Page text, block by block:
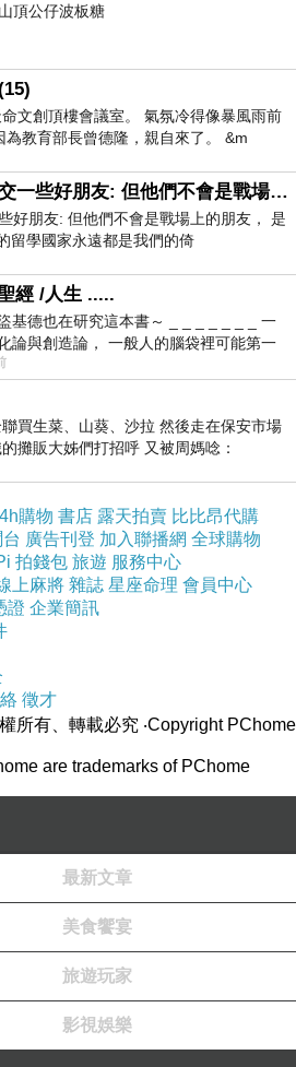
頂公仔波板糖
文創頂樓會議室。 氣氛冷得像暴風雨前
教育部長曾德隆，親自來了。 &m
我們在國外留學時會結交一些好朋友: 但他們不會是戰場上的朋友
好朋友: 但他們不會是戰場上的朋友， 是
學國家永遠都是我們的倚
經 /人生 .....
基德也在研究這本書～ _ _ _ _ _ _ _ 一
論與創造論， 一般人的腦袋裡可能第一
「 進化論很科
買生菜、山葵、沙拉 然後走在保安市場
攤販大姊們打招呼 又被周媽唸：
購物 書店 露天拍賣 比比昂代購
廣告刊登 加入聯播網 全球購物
拍錢包 旅遊 服務中心
上麻將 雜誌 星座命理 會員中心
證 企業簡訊
徵才
所有、轉載必究 ‧Copyright PChome
are trademarks of PChome
最新文章
美食饗宴
旅遊玩家
影視娛樂